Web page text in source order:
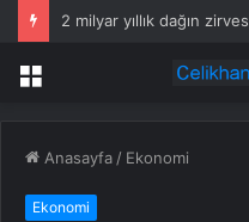
2 milyar yıllık dağın
Menü
Anasayfa / Ekonomi
Ekonomi